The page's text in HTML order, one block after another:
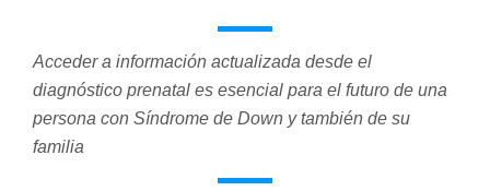
Acceder a información actualizada desde el
diagnóstico prenatal es esencial para el futuro de una
persona con Síndrome de Down y también de su
familia